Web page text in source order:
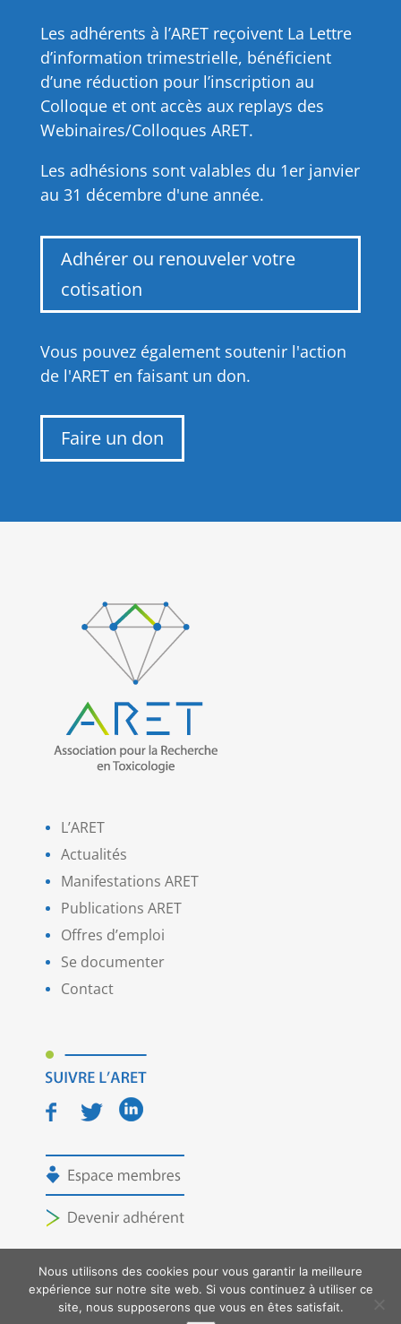
Les adhérents à l’ARET reçoivent La Lettre
d’information trimestrielle, bénéficient
d’une réduction pour l’inscription au
Colloque et ont accès aux replays des
Webinaires/Colloques ARET.
Les adhésions sont valables du 1er janvier
au 31 décembre d'une année.
Adhérer ou renouveler votre
cotisation
Vous pouvez également soutenir l'action
de l'ARET en faisant un don.
Faire un don
L’ARET
Actualités
Manifestations ARET
Publications ARET
Offres d’emploi
Se documenter
Contact
Copyright ARET - Tous droits réservés -Mentions
Nous utilisons des cookies pour vous garantir la meilleure
expérience sur notre site web. Si vous continuez à utiliser ce
site, nous supposerons que vous en êtes satisfait.